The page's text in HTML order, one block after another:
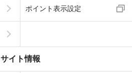
ポイント表示設定
サイト情報